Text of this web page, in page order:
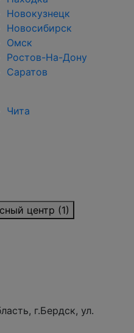
Новокузнецк
Новосибирск
Омск
Ростов-На-Дону
Саратов
Чита
центр (1)
г.Бердск, ул.